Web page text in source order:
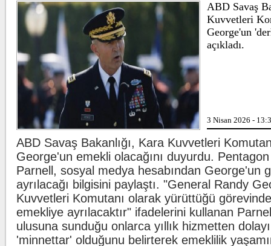
ABD Savaş
Kuvvetleri
George'un
açıkladı.
3 Nisan 2026 -
ABD Savaş Bakanlığı, Kara Kuvvetleri
George'un emekli olacağını duyurdu.
Parnell, sosyal medya hesabından George'un
ayrılacağı bilgisini paylaştı. "General Randy
Kuvvetleri Komutanı olarak yürüttüğü
emekliye ayrılacaktır" ifadelerini kullanan
ulusuna sunduğu onlarca yıllık hizmetten
'minnettar' olduğunu belirterek emeklilik
Tarım ve
ürünlerinde
markaları
...
Beşiktaş'ta şok sakatlık
Kılıçdaroğlu'ndan esnafa
CHP Genel
yöneticileri
Oğuzhan Uğur adliyeye
İstanbul
Suçlarla
ekiplerince